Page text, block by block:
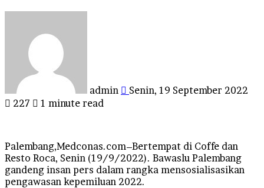
admin
Senin, 19 September 2022
227
1 minute read
Palembang,Medconas.com–Bertempat di Coffe dan
Resto Roca, Senin (19/9/2022). Bawaslu Palembang
gandeng insan pers dalam rangka mensosialisasikan
pengawasan kepemiluan 2022.